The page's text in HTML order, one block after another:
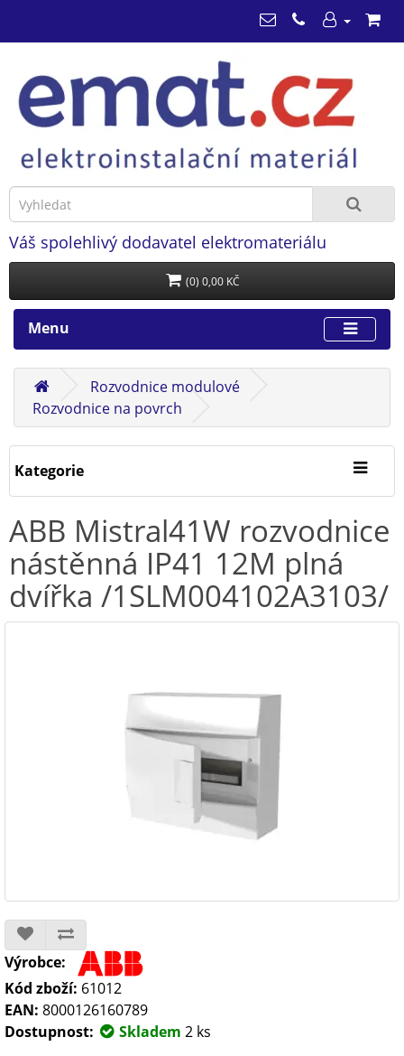
Váš spolehlivý dodavatel elektromateriálu
(0) 0,00 KČ
Menu
Rozvodnice modulové
Rozvodnice na povrch
Kategorie
ABB Mistral41W rozvodnice
nástěnná IP41 12M plná
dvířka /1SLM004102A3103/
Výrobce:
Kód zboží: 61012
EAN: 8000126160789
Dostupnost:
Skladem 2 ks